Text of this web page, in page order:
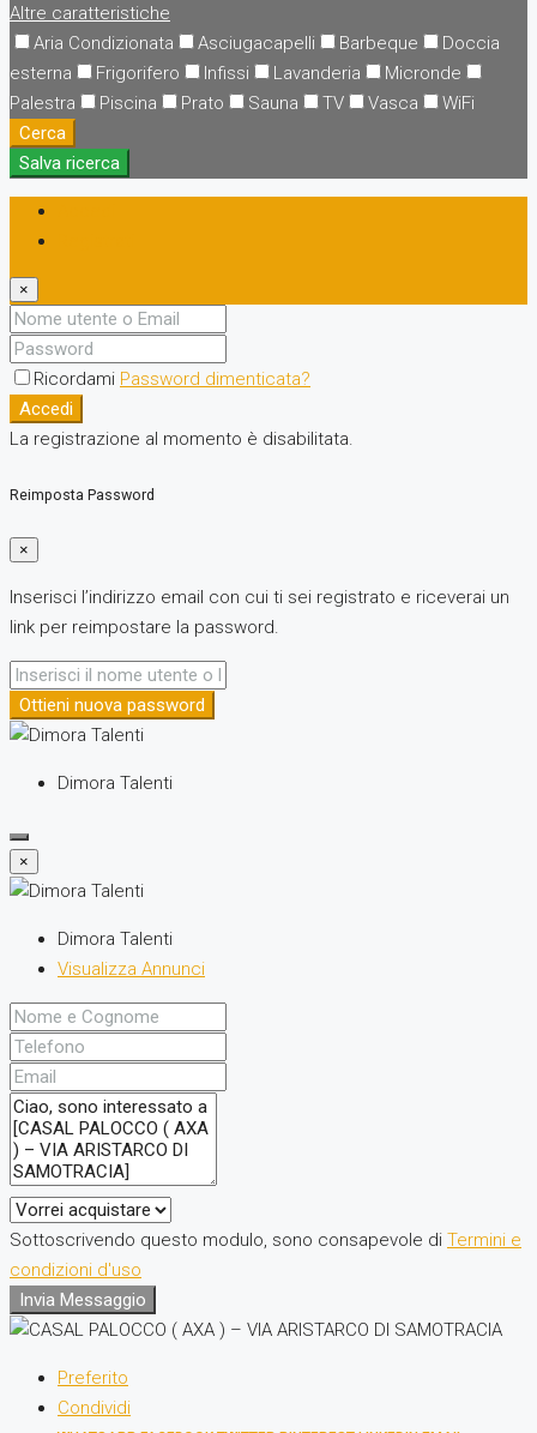
Altre caratteristiche
Aria Condizionata
Asciugacapelli Barbeque
Doccia
esterna
Frigorifero Infissi Lavanderia
Micronde
Palestra
Piscina Prato Sauna TV Vasca
WiFi
Cerca
Salva ricerca
×
Ricordami Password dimenticata?
Accedi
La registrazione al momento è disabilitata.
Reimposta Password
×
Inserisci l’indirizzo email con cui ti sei registrato e riceverai un
link per reimpostare la password.
Ottieni nuova password
Dimora Talenti
×
Dimora Talenti
Visualizza Annunci
Sottoscrivendo questo modulo, sono consapevole di Termini e
condizioni d'uso
Invia Messaggio
Preferito
Condividi